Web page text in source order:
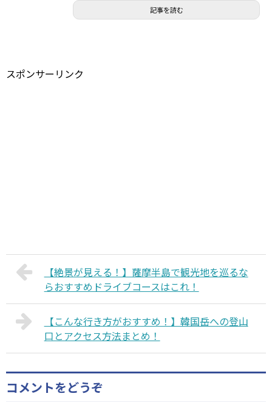
記事を読む
スポンサーリンク
【絶景が見える！】薩摩半島で観光地を巡るな
らおすすめドライブコースはこれ！
【こんな行き方がおすすめ！】韓国岳への登山
口とアクセス方法まとめ！
コメントをどうぞ